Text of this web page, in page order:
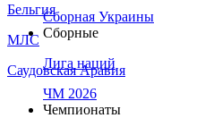
Бельгия
МЛС
Саудовская Аравия
Сборная Украины
Сборные
Лига наций
ЧМ 2026
Чемпионаты